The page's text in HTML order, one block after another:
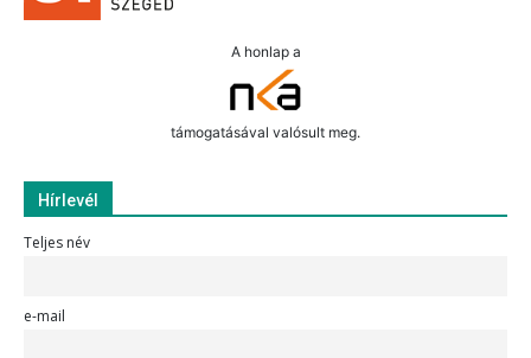
A honlap a
támogatásával valósult meg.
Hírlevél
Teljes név
e-mail